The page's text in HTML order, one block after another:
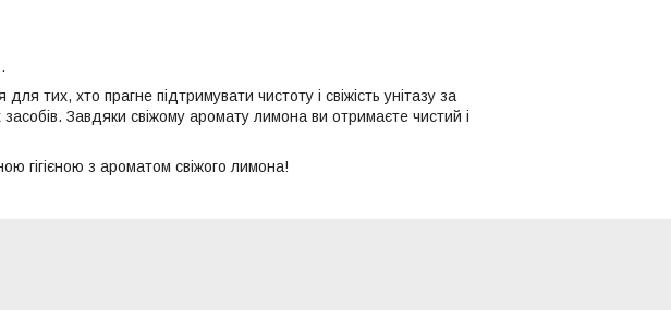
тих, хто прагне підтримувати чистоту і свіжість унітазу за
Завдяки свіжому аромату лимона ви отримаєте чистий і
гігієною з ароматом свіжого лимона!